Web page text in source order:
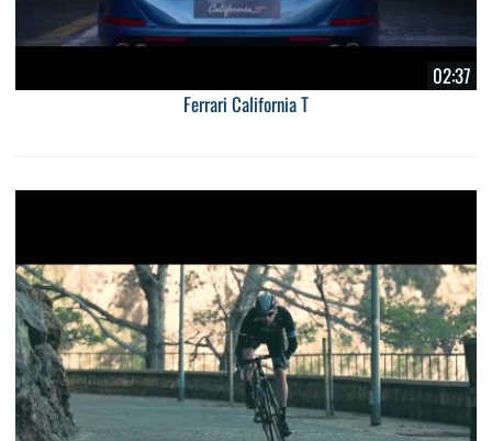
02:37
Ferrari California T